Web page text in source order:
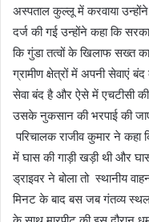
अस्पताल कुल्लू में करवाया
दर्ज की गई उन्होंने कहा कि
कि गुंडा तत्वों के खिलाफ सख्त
ग्रामीण क्षेत्रों में अपनी सेवाएं
सेवा बंद है और ऐसे में एचटीसी
उसके नुकसान की भरपाई की
परिचालक राजीव कुमार ने
में घास की गाड़ी खड़ी थी और
ड्राइवर ने बोला तो स्थानीय
मिनट के बाद बस जब गंतव्य स्थल